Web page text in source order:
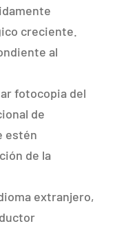
creciente.
al
fotocopia del
de
estén
de la
extranjero,